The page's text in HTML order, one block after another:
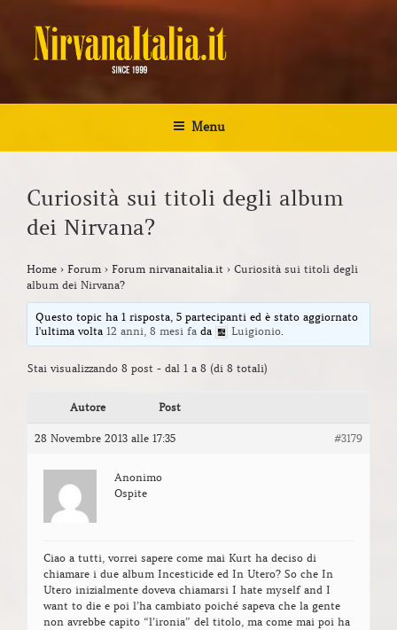
contenuto
NIRVANA ITALIA
Menu
Curiosità sui titoli degli album
dei Nirvana?
Home › Forum › Forum nirvanaitalia.it › Curiosità sui titoli degli
album dei Nirvana?
Questo topic ha 1 risposta, 5 partecipanti ed è stato aggiornato
l'ultima volta12 anni, 8 mesi fa da Luigionio.
Stai visualizzando 8 post - dal 1 a 8 (di 8 totali)
Autore Post
28 Novembre 2013 alle 17:35 #3179
Anonimo
Ospite
Ciao a tutti, vorrei sapere come mai Kurt ha deciso di
chiamare i due album Incesticide ed In Utero? So che In
Utero inizialmente doveva chiamarsi I hate myself and I
want to die e poi l’ha cambiato poiché sapeva che la gente
non avrebbe capito “l’ironia” del titolo, ma come mai poi ha